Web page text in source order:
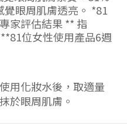
眼周肌膚透亮。 *81
家評估結果 ** 指
位女性使用產品6週
用化妝水後，取適量
於眼周肌膚。